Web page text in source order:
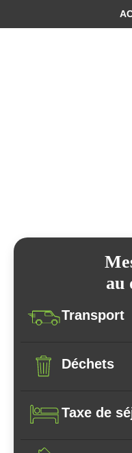
au
Transport
Déchets
Taxe de